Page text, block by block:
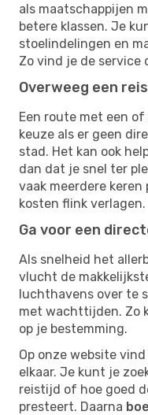
als maatschappijen
betere klassen. Je
stoelindelingen en
Zo vind je de service
Overweeg een
Een route met een
keuze als er geen
stad. Het kan ook
dan dat je snel ter
vaak meerdere
kosten flink verlagen.
Ga voor een
Als snelheid het
vlucht de
luchthavens over te
met wachttijden. Zo
op je bestemming.
Op onze website
elkaar. Je kunt je
reistijd of hoe goed
presteert. Daarna